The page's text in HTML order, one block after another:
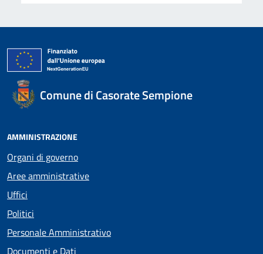
Comune di Casorate Sempione
AMMINISTRAZIONE
Organi di governo
Aree amministrative
Uffici
Politici
Personale Amministrativo